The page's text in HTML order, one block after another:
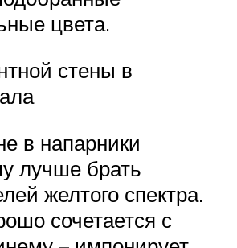
цвета.
стены в
в напарники
лучше брать
желтого спектра.
сочетается с